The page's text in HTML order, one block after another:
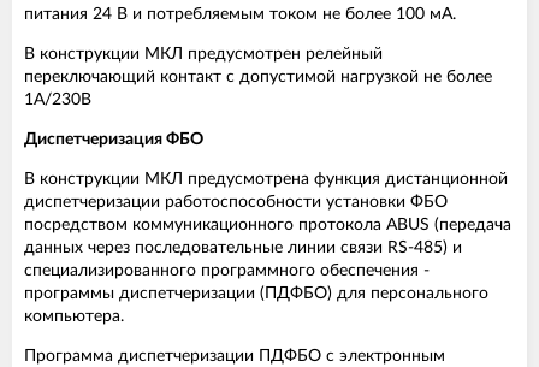
питания 24 В и потребляемым током не более 100 мА.
В конструкции МКЛ предусмотрен релейный
переключающий контакт с допустимой нагрузкой не более
1А/230В
Диспетчеризация ФБО
В конструкции МКЛ предусмотрена функция дистанционной
диспетчеризации работоспособности установки ФБО
посредством коммуникационного протокола ABUS (передача
данных через последовательные линии связи RS-485) и
специализированного программного обеспечения -
программы диспетчеризации (ПДФБО) для персонального
компьютера.
Программа диспетчеризации ПДФБО с электронным